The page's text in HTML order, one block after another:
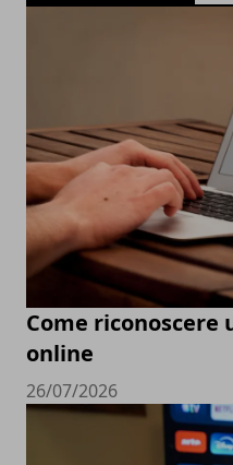
Come riconoscere
online
26/07/2026